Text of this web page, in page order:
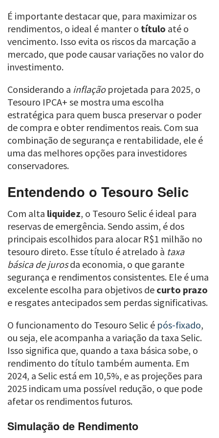
É importante destacar que, para maximizar os
rendimentos, o ideal é manter o título até o
vencimento. Isso evita os riscos da marcação a
mercado, que pode causar variações no valor do
investimento.
Considerando a inflaçãoprojetada para 2025, o
Tesouro IPCA+ se mostra uma escolha
estratégica para quem busca preservar o poder
de compra e obter rendimentos reais. Com sua
combinação de segurança e rentabilidade, ele é
uma das melhores opções para investidores
conservadores.
Entendendo o Tesouro Selic
Com alta liquidez, o Tesouro Selic é ideal para
reservas de emergência. Sendo assim, é dos
principais escolhidos para alocar R$1 milhão no
tesouro direto. Esse título é atrelado à taxa
básica de jurosda economia, o que garante
segurança e rendimentos consistentes. Ele é uma
excelente escolha para objetivos de curto prazo
e resgates antecipados sem perdas significativas.
O funcionamento do Tesouro Selic é pós-fixado,
ou seja, ele acompanha a variação da taxa Selic.
Isso significa que, quando a taxa básica sobe, o
rendimento do título também aumenta. Em
2024, a Selic está em 10,5%, e as projeções para
2025 indicam uma possível redução, o que pode
afetar os rendimentos futuros.
Simulação de Rendimento